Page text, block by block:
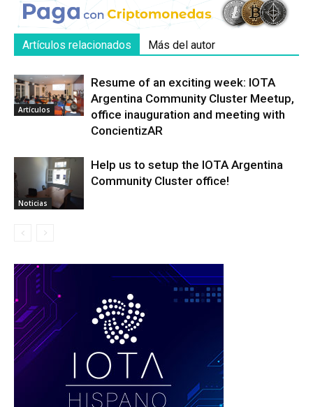
Artículos relacionados Más del autor
Artículos
Resume of an exciting week: IOTA
Argentina Community Cluster Meetup,
office inauguration and meeting with
ConcientizAR
Noticias
Help us to setup the IOTA Argentina
Community Cluster office!